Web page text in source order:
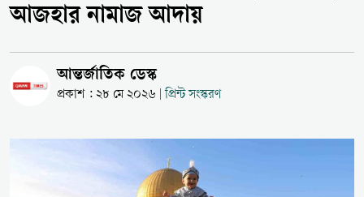
আজহার নামাজ আদায়
আন্তর্জাতিক ডেস্ক
প্রকাশ : ২৮ মে ২০২৬ প্রিন্ট সংস্করণ